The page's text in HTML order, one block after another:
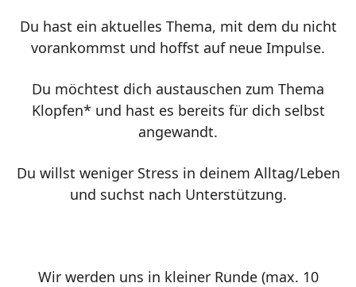
Du hast ein aktuelles Thema, mit dem du nicht
vorankommst und hoffst auf neue Impulse.
Du möchtest dich austauschen zum Thema
Klopfen* und hast es bereits für dich selbst
angewandt.
Du willst weniger Stress in deinem Alltag/Leben
und suchst nach Unterstützung.
Wir werden uns in kleiner Runde (max. 10